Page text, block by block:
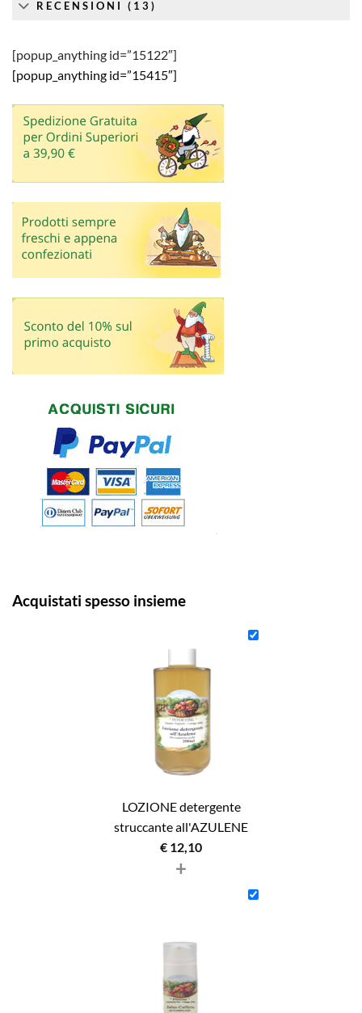
RECENSIONI (13)
[popup_anything id=”15122″]
[popup_anything id=”15415″]
Acquistati spesso insieme
LOZIONE detergente
struccante all'AZULENE
€ 12,10
+